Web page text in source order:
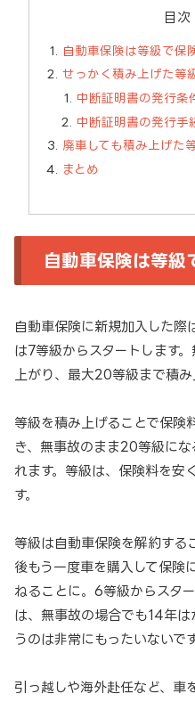
目次
自動車保険は等級で保
せっかく積み上げた等
中断証明書の発行条
中断証明書の発行手
廃車しても積み上げた
まとめ
自動車保険は等級
自動車保険に新規加入した際
は7等級からスタートします
上がり、最大20等級まで積み
等級を積み上げることで保険
き、無事故のまま20等級に
れます。等級は、保険料を安
す。
等級は自動車保険を解約する
後もう一度車を購入して保険
ねることに。6等級からスタ
は、無事故の場合でも14年は
うのは非常にもったいないです
引っ越しや海外赴任など、車